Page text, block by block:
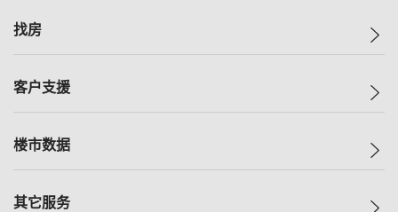
美联集团
人才招募
找房
一手新房
减价
美联豪宅
客户支援
自助放盘
楼市数据
指数
其它服务